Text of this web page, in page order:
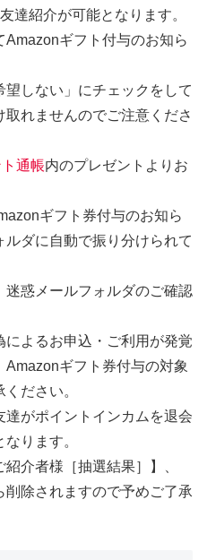
達紹介が可能となります。
Amazonギフト付与のお知ら
しない」にチェックをして
れませんのでご注意くださ
通帳内のプレゼントよりお
ギフト券付与のお知ら
ダに自動で振り分けられて
迷惑メールフォルダのご確認
によるお申込・ご利用が発覚
Amazonギフト券付与の対象
ださい。
達がポイントインカムを退会
ります。
介者様［抽選結果］】、
削除されますので予めご了承